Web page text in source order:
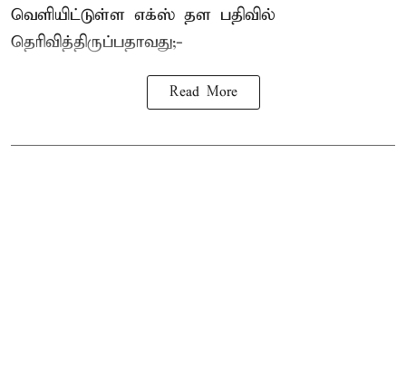
வெளியிட்டுள்ள எக்ஸ் தள பதிவில்
தெரிவித்திருப்பதாவது;-
Read More